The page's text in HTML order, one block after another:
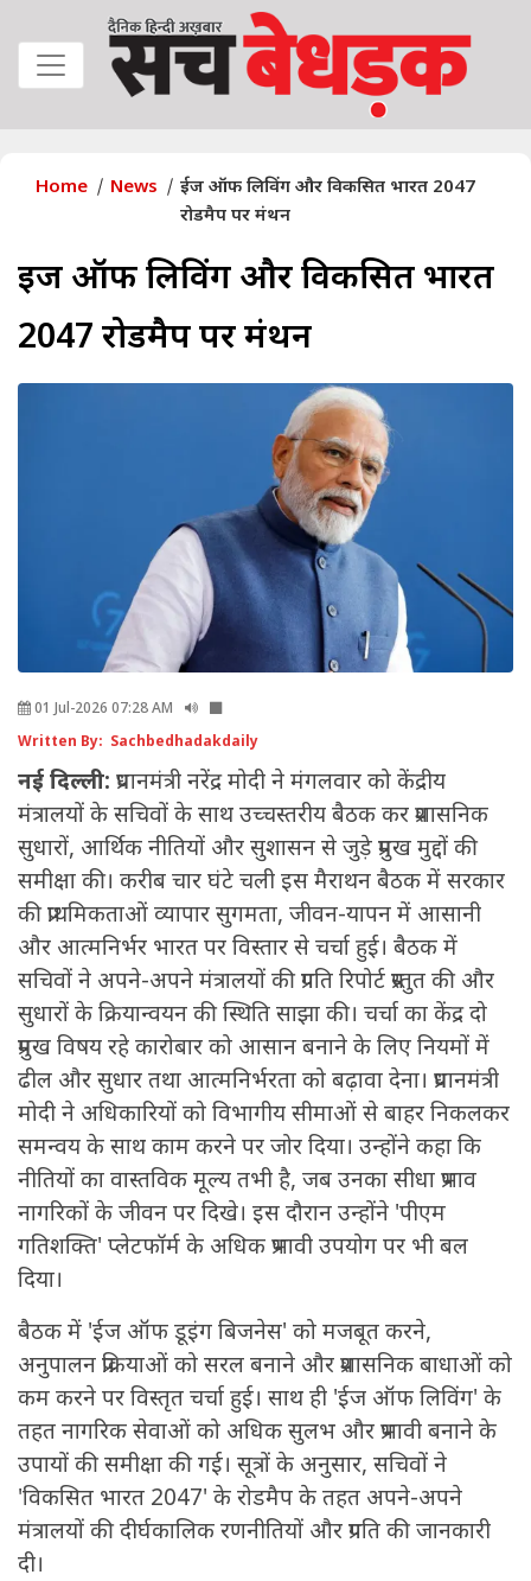
Home News
ईज ऑफ लिविंग और विकसित भारत 2047
रोडमैप पर मंथन
ईज ऑफ लिविंग और विकसित भारत
2047 रोडमैप पर मंथन
01 Jul-2026 07:28 AM
Written By: Sachbedhadakdaily
नई दिल्ली: प्रधानमंत्री नरेंद्र मोदी ने मंगलवार को केंद्रीय
मंत्रालयों के सचिवों के साथ उच्चस्तरीय बैठक कर प्रशासनिक
सुधारों, आर्थिक नीतियों और सुशासन से जुड़े प्रमुख मुद्दों की
समीक्षा की। करीब चार घंटे चली इस मैराथन बैठक में सरकार
की प्राथमिकताओं व्यापार सुगमता, जीवन-यापन में आसानी
और आत्मनिर्भर भारत पर विस्तार से चर्चा हुई। बैठक में
सचिवों ने अपने-अपने मंत्रालयों की प्रगति रिपोर्ट प्रस्तुत की और
सुधारों के क्रियान्वयन की स्थिति साझा की। चर्चा का केंद्र दो
प्रमुख विषय रहे कारोबार को आसान बनाने के लिए नियमों में
ढील और सुधार तथा आत्मनिर्भरता को बढ़ावा देना। प्रधानमंत्री
मोदी ने अधिकारियों को विभागीय सीमाओं से बाहर निकलकर
समन्वय के साथ काम करने पर जोर दिया। उन्होंने कहा कि
नीतियों का वास्तविक मूल्य तभी है, जब उनका सीधा प्रभाव
नागरिकों के जीवन पर दिखे। इस दौरान उन्होंने 'पीएम
गतिशक्ति' प्लेटफॉर्म के अधिक प्रभावी उपयोग पर भी बल
दिया।
बैठक में 'ईज ऑफ डूइंग बिजनेस' को मजबूत करने,
अनुपालन प्रक्रियाओं को सरल बनाने और प्रशासनिक बाधाओं को
कम करने पर विस्तृत चर्चा हुई। साथ ही 'ईज ऑफ लिविंग' के
तहत नागरिक सेवाओं को अधिक सुलभ और प्रभावी बनाने के
उपायों की समीक्षा की गई। सूत्रों के अनुसार, सचिवों ने
'विकसित भारत 2047' के रोडमैप के तहत अपने-अपने
मंत्रालयों की दीर्घकालिक रणनीतियों और प्रगति की जानकारी
दी।